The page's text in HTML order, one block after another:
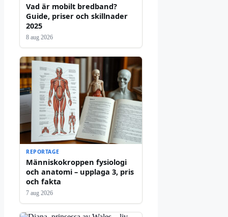
Vad är mobilt bredband?
Guide, priser och skillnader
2025
8 aug 2026
REPORTAGE
Människokroppen fysiologi
och anatomi – upplaga 3, pris
och fakta
7 aug 2026